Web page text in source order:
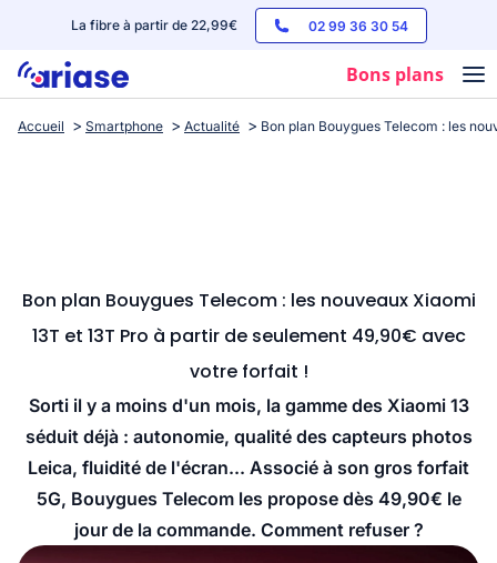
La fibre à partir de 22,99€ 02 99 36 30 54
Bons plans
Box internet
Streaming
Accueil Smartphone Actualité Bon plan Bouygues Telecom : les
Bon plan Bouygues Telecom : les nouveaux Xiaomi
13T et 13T Pro à partir de seulement 49,90€ avec
votre forfait !
Sorti il y a moins d'un mois, la gamme des Xiaomi 13
séduit déjà : autonomie, qualité des capteurs photos
Leica, fluidité de l'écran... Associé à son gros forfait
5G, Bouygues Telecom les propose dès 49,90€ le
jour de la commande. Comment refuser ?